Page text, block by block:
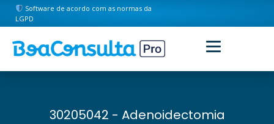
Software de acordo com as normas da
LGPD
30205042 - Adenoidectomia